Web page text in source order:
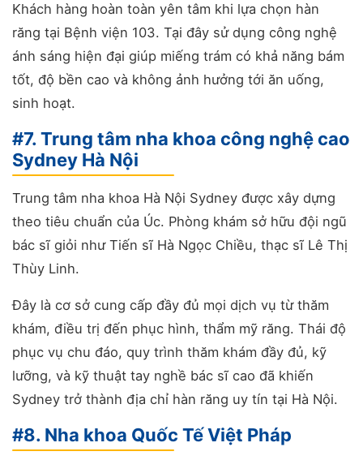
Khách hàng hoàn toàn yên tâm khi lựa chọn hàn
răng tại Bệnh viện 103. Tại đây sử dụng công nghệ
ánh sáng hiện đại giúp miếng trám có khả năng bám
tốt, độ bền cao và không ảnh hưởng tới ăn uống,
sinh hoạt.
#7. Trung tâm nha khoa công nghệ cao
Sydney Hà Nội
Trung tâm nha khoa Hà Nội Sydney được xây dựng
theo tiêu chuẩn của Úc. Phòng khám sở hữu đội ngũ
bác sĩ giỏi như Tiến sĩ Hà Ngọc Chiều, thạc sĩ Lê Thị
Thùy Linh.
Đây là cơ sở cung cấp đầy đủ mọi dịch vụ từ thăm
khám, điều trị đến phục hình, thẩm mỹ răng. Thái độ
phục vụ chu đáo, quy trình thăm khám đầy đủ, kỹ
lưỡng, và kỹ thuật tay nghề bác sĩ cao đã khiến
Sydney trở thành địa chỉ hàn răng uy tín tại Hà Nội.
#8. Nha khoa Quốc Tế Việt Pháp